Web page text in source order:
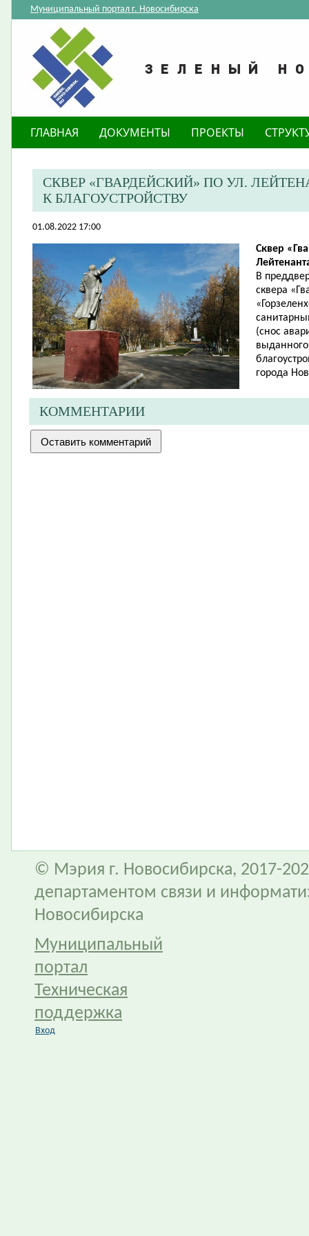
Муниципальный портал г. Новосибирска
ГЛАВНАЯ ДОКУМЕНТЫ ПРОЕКТЫ
​СКВЕР «ГВАРДЕЙСКИЙ» ПО УЛ.
К БЛАГОУСТРОЙСТВУ
01.08.2022 17:00
Сквер
В
сквера
(снос
города
КОММЕНТАРИИ
© Мэрия г. Новосибирска, 2017-
департаментом связи и
Новосибирска
Муниципальный
портал
Техническая
поддержка
Вход